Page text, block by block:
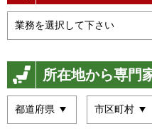
所在地から専門